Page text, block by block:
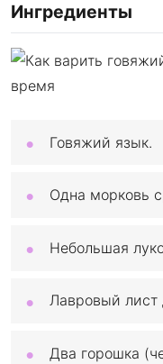
Ингредиенты
Говяжий язык.
Одна морковь
Небольшая
Лавровый лист
Два горошка